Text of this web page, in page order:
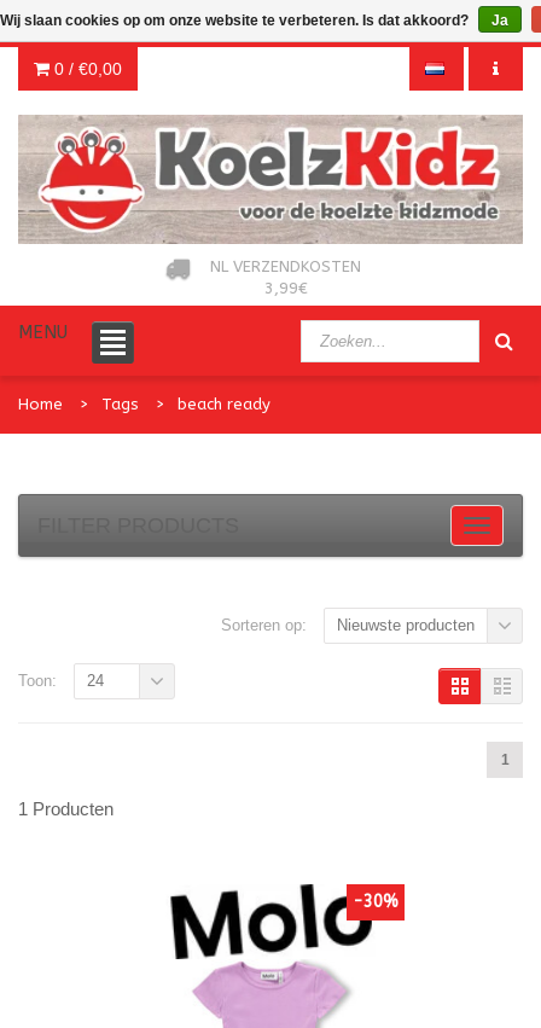
0 / €0,00
NL VERZENDKOSTEN
3,99€
MENU
Home Tags beach ready
Sorteren op: Nieuwste producten
1
Toon: 24
1 Producten
-30%
Wij slaan cookies op om onze website te verbeteren. Is dat akkoord? Ja